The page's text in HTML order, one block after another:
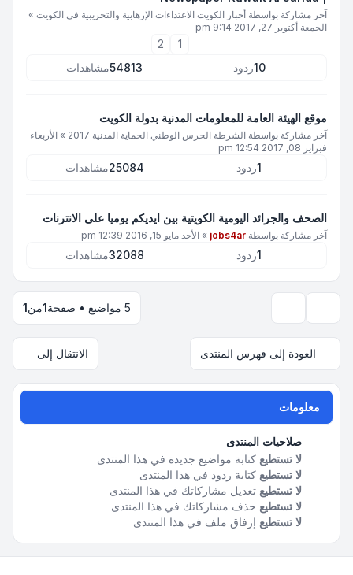
آخر مشاركة بواسطة أخبار الكويت الاعتداءات الإرهابية والتخريبية في الكويت »
الجمعة أكتوبر 27, 2017 9:14 pm
1
2
10ردود 54813مشاهدات
موقع الهيئة العامة للمعلومات المدنية بدولة الكويت
آخر مشاركة بواسطة الشرطة الحرس الوطني الحماية المدنية 2017 » الأربعاء
فبراير 08, 2017 12:54 pm
1ردود 25084مشاهدات
الصحف والجرائد اليومية الكويتية بين ايديكم يوميا على الانترنات
آخر مشاركة بواسطة jobs4ar
» الأحد مايو 15, 2016 12:39 pm
1ردود 32088مشاهدات
5 مواضيع • صفحة 1من1
العودة إلى فهرس المنتدى الانتقال إلى
معلومات
صلاحيات المنتدى
لا تستطيع كتابة مواضيع جديدة في هذا المنتدى
لا تستطيع كتابة ردود في هذا المنتدى
لا تستطيع تعديل مشاركاتك في هذا المنتدى
لا تستطيع حذف مشاركاتك في هذا المنتدى
لا تستطيع إرفاق ملف في هذا المنتدى